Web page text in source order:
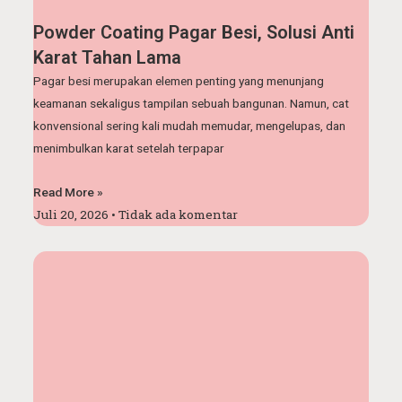
Powder Coating Pagar Besi, Solusi Anti
Karat Tahan Lama
Pagar besi merupakan elemen penting yang menunjang
keamanan sekaligus tampilan sebuah bangunan. Namun, cat
konvensional sering kali mudah memudar, mengelupas, dan
menimbulkan karat setelah terpapar
Read More »
Juli 20, 2026 Tidak ada komentar